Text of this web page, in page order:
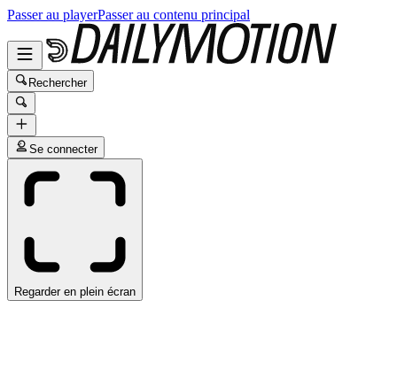
Passer au playerPasser au contenu principal
Rechercher
Se connecter
Regarder en plein écran